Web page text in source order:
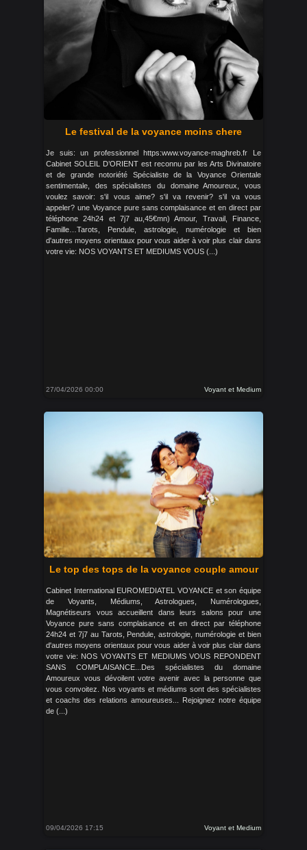
Le festival de la voyance moins chere
Je suis: un professionnel https:www.voyance-maghreb.fr Le
Cabinet SOLEIL D’ORIENT est reconnu par les Arts Divinatoire
et de grande notoriété Spécialiste de la Voyance Orientale
sentimentale, des spécialistes du domaine Amoureux, vous
voulez savoir: s'il vous aime? s'il va revenir? s'il va vous
appeler? une Voyance pure sans complaisance et en direct par
téléphone 24h24 et 7j7 au,45€mn) Amour, Travail, Finance,
Famille…Tarots, Pendule, astrologie, numérologie et bien
d'autres moyens orientaux pour vous aider à voir plus clair dans
votre vie: NOS VOYANTS ET MEDIUMS VOUS (...)
27/04/2026 00:00 Voyant et Medium
Le top des tops de la voyance couple amour
Cabinet International EUROMEDIATEL VOYANCE et son équipe
de Voyants, Médiums, Astrologues, Numérologues,
Magnétiseurs vous accueillent dans leurs salons pour une
Voyance pure sans complaisance et en direct par téléphone
24h24 et 7j7 au Tarots, Pendule, astrologie, numérologie et bien
d'autres moyens orientaux pour vous aider à voir plus clair dans
votre vie: NOS VOYANTS ET MEDIUMS VOUS REPONDENT
SANS COMPLAISANCE...Des spécialistes du domaine
Amoureux vous dévoilent votre avenir avec la personne que
vous convoitez. Nos voyants et médiums sont des spécialistes
et coachs des relations amoureuses... Rejoignez notre équipe
de (...)
09/04/2026 17:15 Voyant et Medium